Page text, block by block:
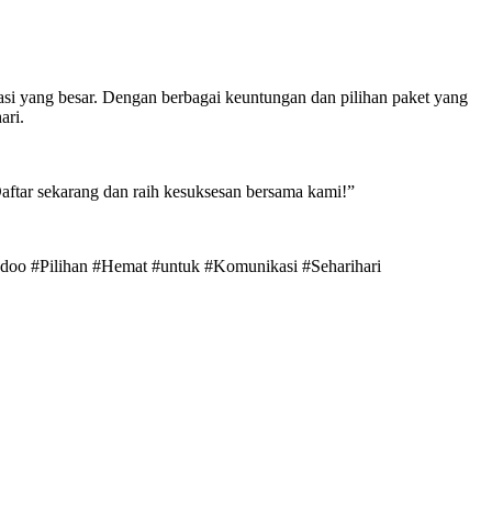
yang besar. Dengan berbagai keuntungan dan pilihan paket yang
sekarang dan raih kesuksesan bersama kami!”
#Pilihan #Hemat #untuk #Komunikasi #Seharihari